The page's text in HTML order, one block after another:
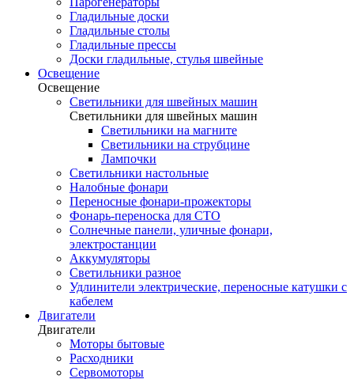
Гладильные доски
Гладильные столы
Гладильные прессы
Доски гладильные, стулья швейные
Освещение
Освещение
Светильники для швейных машин
Светильники для швейных машин
Светильники на магните
Светильники на струбцине
Лампочки
Светильники настольные
Налобные фонари
Переносные фонари-прожекторы
Фонарь-переноска для СТО
Солнечные панели, уличные фонари,
электростанции
Аккумуляторы
Светильники разное
Удлинители электрические, переносные катушки с
кабелем
Двигатели
Двигатели
Моторы бытовые
Расходники
Сервомоторы